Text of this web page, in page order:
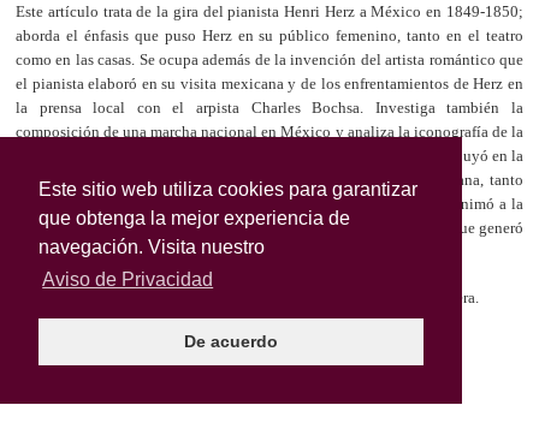
Este sitio web utiliza cookies para garantizar
que obtenga la mejor experiencia de
navegación. Visita nuestro
Aviso de Privacidad
De acuerdo